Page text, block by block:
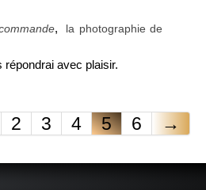
,
la photographie de
avec plaisir.
2 3 4 5 6 →